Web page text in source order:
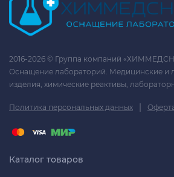
2016-2026 © Группа компаний
Оснащение лабораторий. Медицинские и
изделия, химические реактивы,
Политика персональных данных |
Каталог товаров